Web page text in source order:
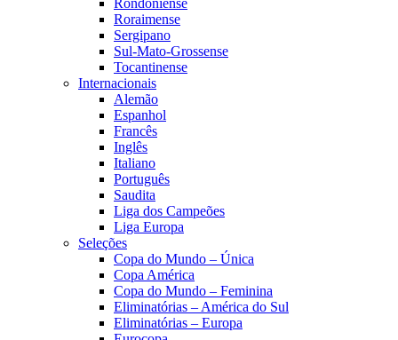
Roraimense
Sergipano
Sul-Mato-Grossense
Tocantinense
Internacionais
Alemão
Espanhol
Francês
Inglês
Italiano
Português
Saudita
Liga dos Campeões
Liga Europa
Seleções
Copa do Mundo – Única
Copa América
Copa do Mundo – Feminina
Eliminatórias – América do Sul
Eliminatórias – Europa